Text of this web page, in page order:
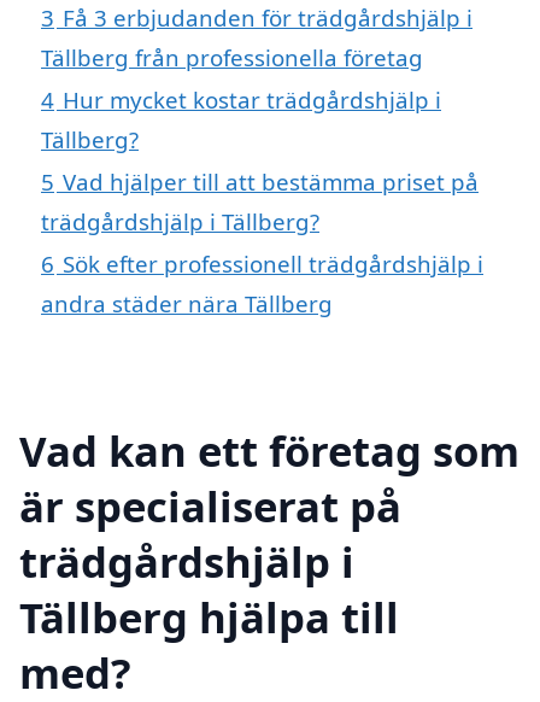
3 Få 3 erbjudanden för trädgårdshjälp i
Tällberg från professionella företag
4 Hur mycket kostar trädgårdshjälp i
Tällberg?
5 Vad hjälper till att bestämma priset på
trädgårdshjälp i Tällberg?
6 Sök efter professionell trädgårdshjälp i
andra städer nära Tällberg
Vad kan ett företag som
är specialiserat på
trädgårdshjälp i
Tällberg hjälpa till
med?